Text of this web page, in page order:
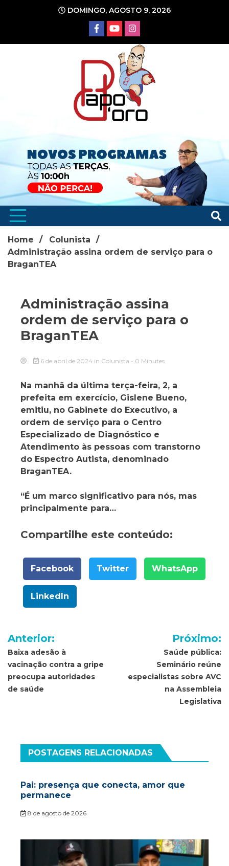
conteúdo
DOMINGO, AGOSTO 9, 2026
Home
Colunista
Administração assina ordem de serviço para o
BraganTEA
Administração assina
ordem de serviço para o
BraganTEA
6 de abril de 2024 in Colunista - 0 Minutes
Na manhã da última terça-feira, 2, a
prefeita em exercício, Gislene Bueno,
emitiu, no Gabinete do Executivo, a
ordem de serviço para o Centro
Especializado de Diagnóstico e
Atendimento às pessoas com transtorno
do Espectro Autista, denominado
BraganTEA.
“É um marco significativo para nós, mas
principalmente para…
Compartilhe este conteúdo:
Facebook Twitter WhatsApp
LinkedIn
Navegação
de
Post
Anterior:
Baixa adesão à
vacinação contra a gripe
preocupa autoridades
de saúde
Próximo:
Saúde pública:
Seminário reúne
especialistas sobre AVC
na Assembleia
Legislativa
POSTAGENS RELACIONADAS
Pai: presença que conecta, amor que
permanece
8 de agosto de 2026